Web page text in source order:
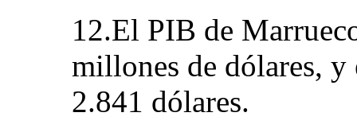
12.El PIB de
millones de dólares,
2.841 dólares.